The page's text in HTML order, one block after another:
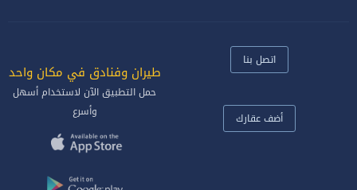
اتصل بنا
أضف عقارك
طيران وفنادق في مكان واحد‎
حمل التطبيق الآن لاستخدام أسهل
وأسرع